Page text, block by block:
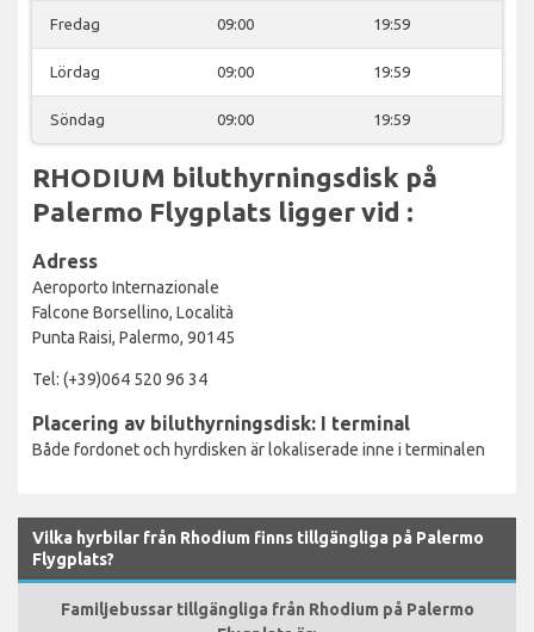
Fredag 09:00 19:59
Lördag 09:00 19:59
Söndag 09:00 19:59
RHODIUM biluthyrningsdisk på
Palermo Flygplats ligger vid :
Adress
Aeroporto Internazionale
Falcone Borsellino, Località
Punta Raisi, Palermo, 90145
Tel: (+39)064 520 96 34
Placering av biluthyrningsdisk: I terminal
Både fordonet och hyrdisken är lokaliserade inne i terminalen
Vilka hyrbilar från Rhodium finns tillgängliga på Palermo
Flygplats?
Familjebussar tillgängliga från Rhodium på Palermo